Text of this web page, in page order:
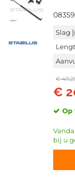
Slag
€
€
Op
bij u